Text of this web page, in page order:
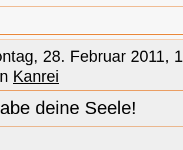
28. Februar 2011,
Kanrei
deine Seele!